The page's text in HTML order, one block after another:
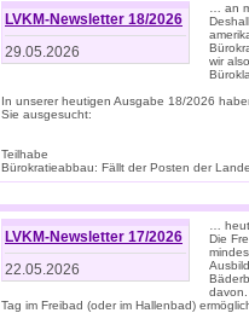
LVKM-Newsletter 18/2026
29.05.2026
… an
wir
In unserer heutigen Ausgabe 18/2026
Sie ausgesucht:
Teilhabe
Bürokratieabbau: Fällt der Posten der
LVKM-Newsletter 17/2026
22.05.2026
…
Die
davon.
Tag im Freibad (oder im Hallenbad)